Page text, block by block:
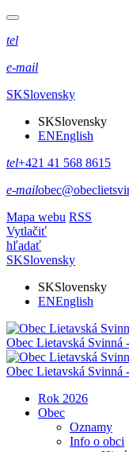
tel
e-mail
SKSlovensky
SKSlovensky
ENEnglish
tel+421 41 568 8615
e-mail
Mapa webu RSS
Vytlačiť
hľadať
SKSlovensky
SKSlovensky
ENEnglish
Obec Lietavská Svinná
Obec Lietavská Svinná
Rok 2026
Obec
Oznamy
Info o obci